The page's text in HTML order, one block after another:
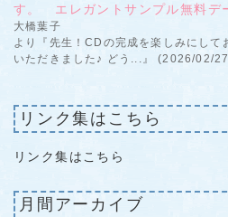
す。 エレガントサンプル無料デ
大橋葉子
より『先生！CDの完成を楽しみにして
いただきました♪ どう...』 (2026/02/
リンク集はこちら
リンク集はこちら
月間アーカイブ